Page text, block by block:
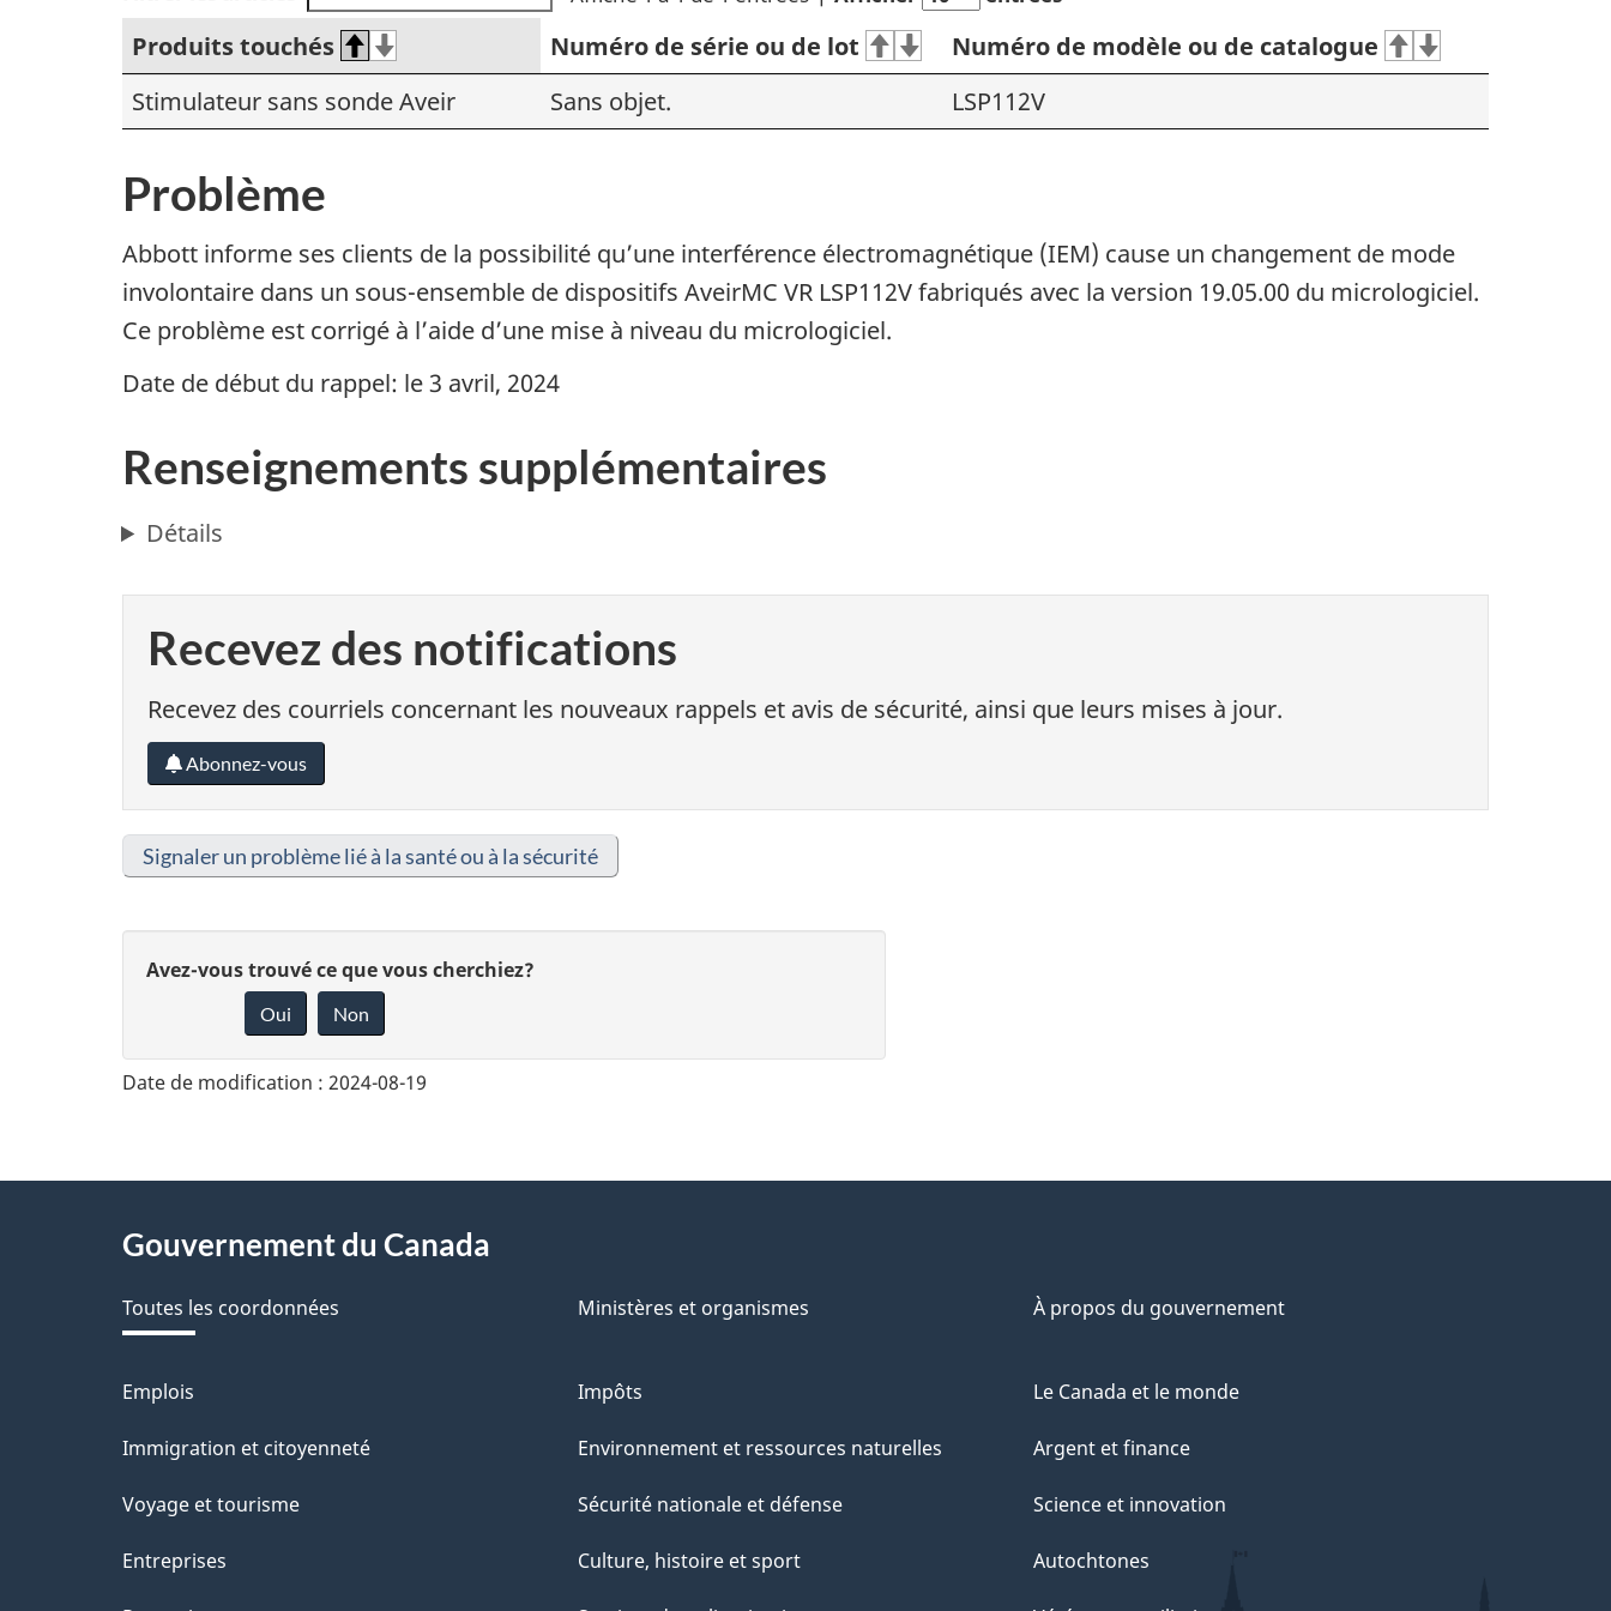
Produits touchés Numéro de série ou de lot
Numéro de modèle ou de catalogue
Stimulateur sans sonde Aveir
Sans objet. LSP112V
Problème
Abbott informe ses clients de la possibilité qu’une interférence électromagnétique (IEM) cause un changement de mode
involontaire dans un sous-ensemble de dispositifs AveirMC VR LSP112V fabriqués avec la version 19.05.00 du micrologiciel.
Ce problème est corrigé à l’aide d’une mise à niveau du micrologiciel.
Date de début du rappel: le 3 avril, 2024
Renseignements supplémentaires
Détails
Recevez des notifications
Recevez des courriels concernant les nouveaux rappels et avis de sécurité, ainsi que leurs mises à jour.
Abonnez-vous
Signaler un problème lié à la santé ou à la sécurité
D
n
v
o
r
e
r
Avez-vous trouvé ce que vous cherchiez?
Oui Non
Date de modification : 2024-08-19
AboutGouvernement du Canada
Toutes les coordonnées Ministères et organismes À propos du gouvernement
Thèmes
et
Emplois
Immigration et citoyenneté
Voyage et tourisme
Entreprises
Impôts
Environnement et ressources naturelles
Sécurité nationale et défense
Culture, histoire et sport
Le Canada et le monde
Argent et finance
Science et innovation
Autochtones